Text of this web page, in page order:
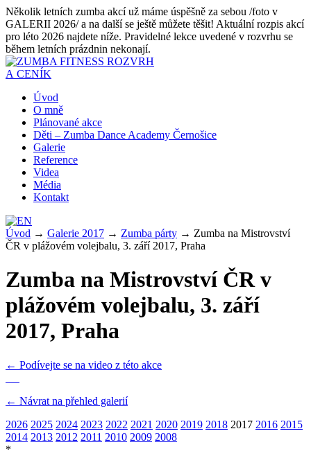
Několik letních zumba akcí už máme úspěšně za sebou /foto v
GALERII 2026/ a na další se ještě můžete těšit! Aktuální rozpis akcí
pro léto 2026 najdete níže. Pravidelné lekce uvedené v rozvrhu se
během letních prázdnin nekonají.
ROZVRH
A CENÍK
Úvod
O mně
Plánované akce
Děti – Zumba Dance Academy Černošice
Galerie
Reference
Videa
Média
Kontakt
Úvod → Galerie 2017 → Zumba párty → Zumba na Mistrovství
ČR v plážovém volejbalu, 3. září 2017, Praha
Zumba na Mistrovství ČR v
plážovém volejbalu, 3. září
2017, Praha
← Podívejte se na video z této akce
← Návrat na přehled galerií
2026 2025 2024 2023 2022 2021 2020 2019 2018 2017 2016 2015
2014 2013 2012 2011 2010 2009 2008
*